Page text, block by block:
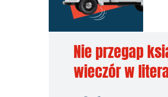
Nie przegap
wieczór w